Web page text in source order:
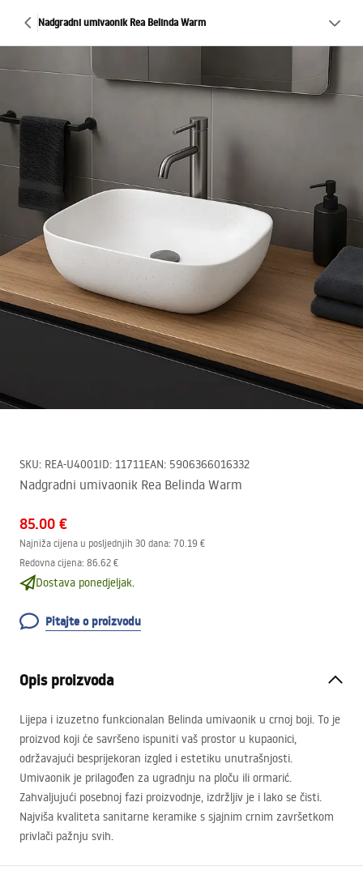
Nadgradni umivaonik Rea Belinda Warm
SKU: REA-U4001ID: 11711EAN: 5906366016332
Nadgradni umivaonik Rea Belinda Warm
85.00 €
Najniža cijena u posljednjih 30 dana: 70.19 €
Redovna cijena: 86.62 €
Dostava ponedjeljak.
Pitajte o proizvodu
Opis proizvoda
Lijepa i izuzetno funkcionalan Belinda umivaonik u crnoj boji. To je
proizvod koji će savršeno ispuniti vaš prostor u kupaonici,
održavajući besprijekoran izgled i estetiku unutrašnjosti.
Umivaonik je prilagođen za ugradnju na ploču ili ormarić.
Zahvaljujući posebnoj fazi proizvodnje, izdržljiv je i lako se čisti.
Najviša kvaliteta sanitarne keramike s sjajnim crnim završetkom
privlači pažnju svih.